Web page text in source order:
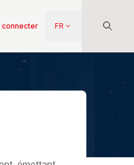
connecter FR keyboard_arrow_down